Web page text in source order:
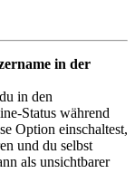
in der
in den
Status während
Option einschaltest,
und du selbst
als unsichtbarer